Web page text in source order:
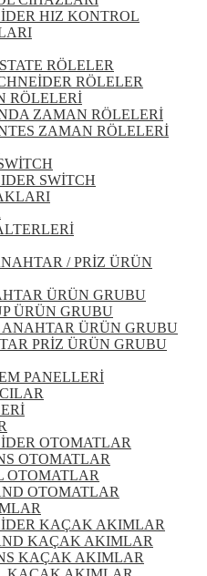
HIZ KONTROL
RÖLELER
RÖLELER
RÖLELERİ
ZAMAN RÖLELERİ
ZAMAN RÖLELERİ
SWİTCH
/ PRİZ ÜRÜN
ÜRÜN GRUBU
ÜRÜN GRUBU
ANAHTAR ÜRÜN GRUBU
PRİZ ÜRÜN GRUBU
PANELLERİ
OTOMATLAR
OTOMATLAR
OTOMATLAR
OTOMATLAR
KAÇAK AKIMLAR
KAÇAK AKIMLAR
KAÇAK AKIMLAR